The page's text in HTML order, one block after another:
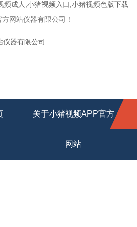
频成人,小猪视频入口,小猪视频色版下载
站仪器有限公司！
关于小猪视频APP官方
网站